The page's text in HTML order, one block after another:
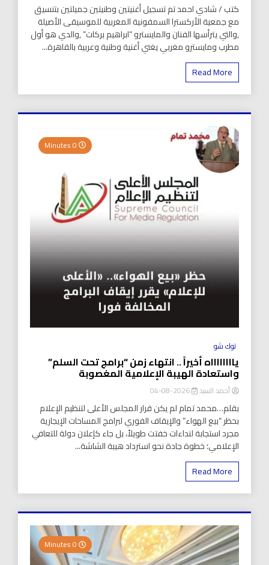
كتب / شادي احمد تم تسجيل أغنيتين وطنيتين جميلتين بتنسيق
مع جمعية الأركسترا السمفونية المغربية للموسيقى الأصيلة
,والتي يترأسها الفنان والمايسترو “ابراهيم بركات” ,والدي هو أول
مطرب ومايسترو مغربي يغني أغنية وطنية وعربية بالقاهرة...
Read More
توك شو
يااااااااه أخيراً .. انتهاء زمن “برامج تحت السلم”
واستعادة الهيبة الإعلامية المغصوبة
أحمد السيد 2026-08-04
بقلم…محمد تمام لم يكن قرار المجلس الأعلى لتنظيم الإعلام
بحظر “بيع الهواء” والإيقاف الفوري لبرامج المساحات الإيجارية
مجرد استجابة لنداءات خفتت طويلاً، بل جاء كإعلان دولة للتعافي
الإعلامي؛ خطوة جادة نحو استرداد هيبة الشاشة...
Read More